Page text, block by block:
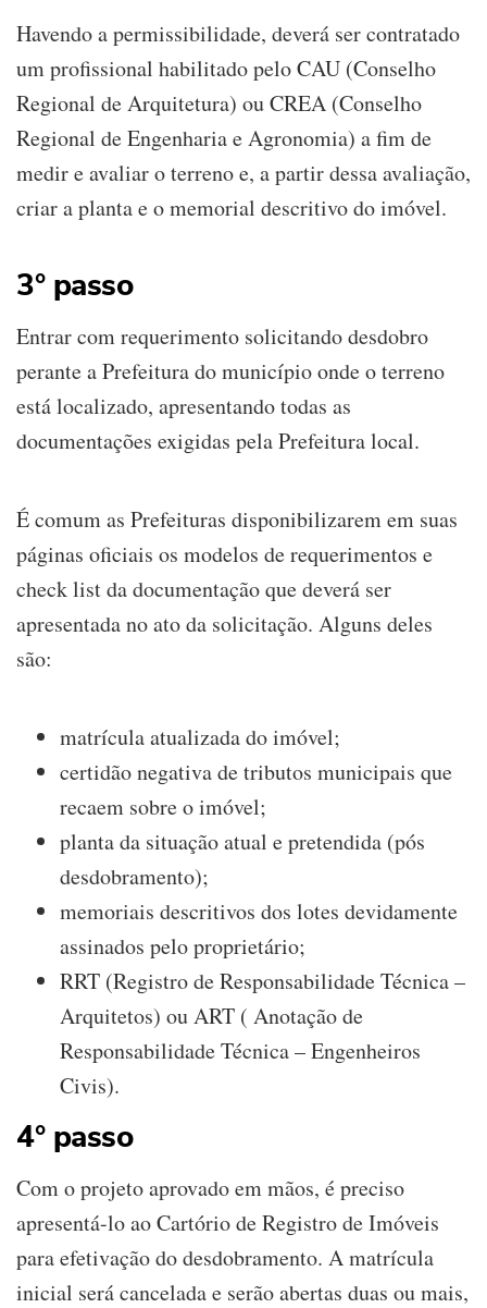
Havendo a permissibilidade, deverá ser contratado
um profissional habilitado pelo CAU (Conselho
Regional de Arquitetura) ou CREA (Conselho
Regional de Engenharia e Agronomia) a fim de
medir e avaliar o terreno e, a partir dessa avaliação,
criar a planta e o memorial descritivo do imóvel.
3° passo
Entrar com requerimento solicitando desdobro
perante a Prefeitura do município onde o terreno
está localizado, apresentando todas as
documentações exigidas pela Prefeitura local.
É comum as Prefeituras disponibilizarem em suas
páginas oficiais os modelos de requerimentos e
check list da documentação que deverá ser
apresentada no ato da solicitação. Alguns deles
são:
matrícula atualizada do imóvel;
certidão negativa de tributos municipais que
recaem sobre o imóvel;
planta da situação atual e pretendida (pós
desdobramento);
memoriais descritivos dos lotes devidamente
assinados pelo proprietário;
RRT (Registro de Responsabilidade Técnica –
Arquitetos) ou ART ( Anotação de
Responsabilidade Técnica – Engenheiros
Civis).
4° passo
Com o projeto aprovado em mãos, é preciso
apresentá-lo ao Cartório de Registro de Imóveis
para efetivação do desdobramento. A matrícula
inicial será cancelada e serão abertas duas ou mais,